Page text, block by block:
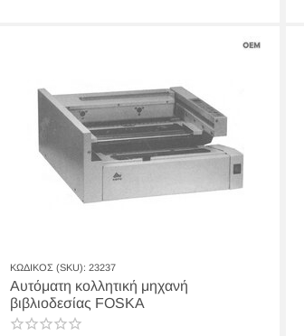
ΚΩΔΙΚΟΣ (SKU): 23237
Αυτόματη κολλητική μηχανή
βιβλιοδεσίας FOSKA